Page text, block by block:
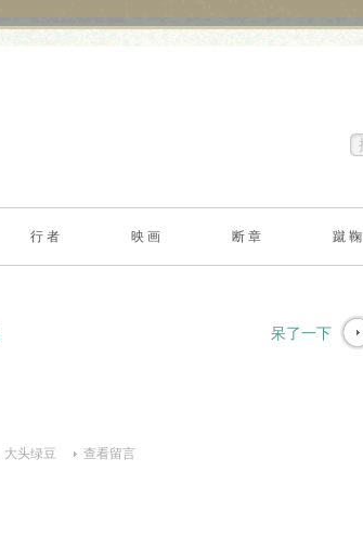
行 者 映 画 断 章 蹴 鞠
呆了一下
大头绿豆 查看留言